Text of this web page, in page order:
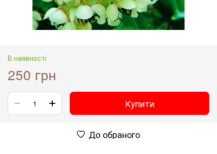
В наявності
250 грн
Купити
До обраного